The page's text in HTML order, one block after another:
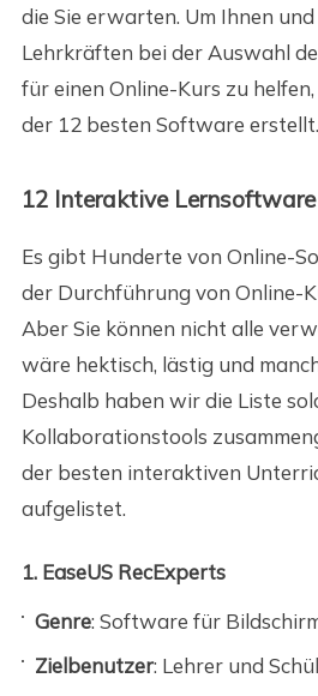
die Sie erwarten. Um Ihnen
Lehrkräften bei der Auswahl
für einen Online-Kurs zu
der 12 besten Software erstellt.
12 Interaktive Lernsoftware
Es gibt Hunderte von Online-
der Durchführung von Online-
Aber Sie können nicht alle
wäre hektisch, lästig und
Deshalb haben wir die Liste
Kollaborationstools
der besten interaktiven
aufgelistet.
1. EaseUS RecExperts
Genre: Software für
Zielbenutzer: Lehrer und